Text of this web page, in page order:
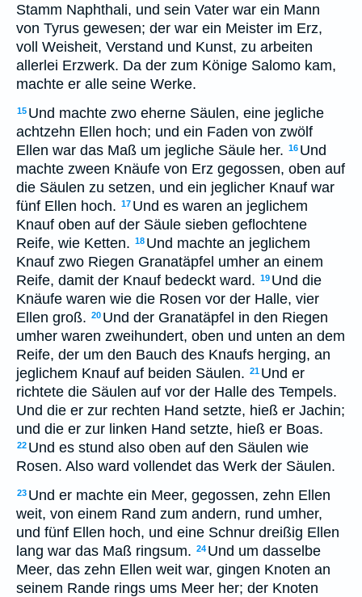
Stamm Naphthali, und sein Vater war ein Mann
von Tyrus gewesen; der war ein Meister im Erz,
voll Weisheit, Verstand und Kunst, zu arbeiten
allerlei Erzwerk. Da der zum Könige Salomo kam,
machte er alle seine Werke.
15 Und machte zwo eherne Säulen, eine jegliche
achtzehn Ellen hoch; und ein Faden von zwölf
Ellen war das Maß um jegliche Säule her. 16 Und
machte zween Knäufe von Erz gegossen, oben auf
die Säulen zu setzen, und ein jeglicher Knauf war
fünf Ellen hoch. 17 Und es waren an jeglichem
Knauf oben auf der Säule sieben geflochtene
Reife, wie Ketten. 18 Und machte an jeglichem
Knauf zwo Riegen Granatäpfel umher an einem
Reife, damit der Knauf bedeckt ward. 19 Und die
Knäufe waren wie die Rosen vor der Halle, vier
Ellen groß. 20 Und der Granatäpfel in den Riegen
umher waren zweihundert, oben und unten an dem
Reife, der um den Bauch des Knaufs herging, an
jeglichem Knauf auf beiden Säulen. 21 Und er
richtete die Säulen auf vor der Halle des Tempels.
Und die er zur rechten Hand setzte, hieß er Jachin;
und die er zur linken Hand setzte, hieß er Boas.
22 Und es stund also oben auf den Säulen wie
Rosen. Also ward vollendet das Werk der Säulen.
23 Und er machte ein Meer, gegossen, zehn Ellen
weit, von einem Rand zum andern, rund umher,
und fünf Ellen hoch, und eine Schnur dreißig Ellen
lang war das Maß ringsum. 24 Und um dasselbe
Meer, das zehn Ellen weit war, gingen Knoten an
seinem Rande rings ums Meer her; der Knoten